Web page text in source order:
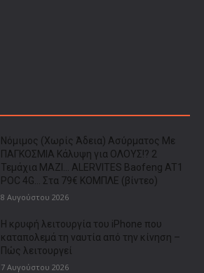
Νόμιμος (Χωρίς Άδεια) Ασύρματος Με
ΠΑΓΚΟΣΜΙΑ Κάλυψη για ΟΛΟΥΣ!? 2
Τεμάχια ΜΑΖΙ… ALERVITES Baofeng AT1
POC 4G… Στα 79€ ΚΟΜΠΛΕ (βίντεο)
8 Αυγούστου 2026
Η κρυφή λειτουργία του iPhone που
καταπολεμά τη ναυτία από την κίνηση –
Πώς λειτουργεί
7 Αυγούστου 2026